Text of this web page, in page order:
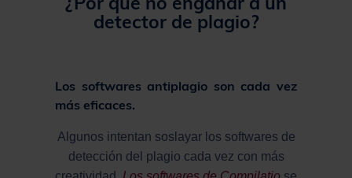
detector de plagio?
Los softwares antiplagio son cada vez
más eficaces.
Algunos intentan soslayar los softwares de
detección del plagio cada vez con más